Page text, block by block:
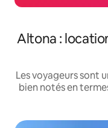
Altona :
Les voyageurs sont
bien notés en